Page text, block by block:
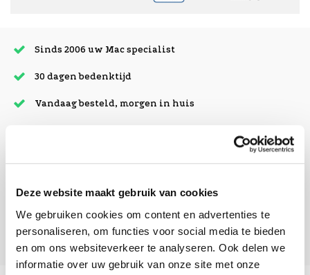
Deze website maakt gebruik van cookies
We gebruiken cookies om content en advertenties te
personaliseren, om functies voor social media te bieden
en om ons websiteverkeer te analyseren. Ook delen we
informatie over uw gebruik van onze site met onze
Sinds 2006 uw Mac specialist
30 dagen bedenktijd
Vandaag besteld, morgen in huis